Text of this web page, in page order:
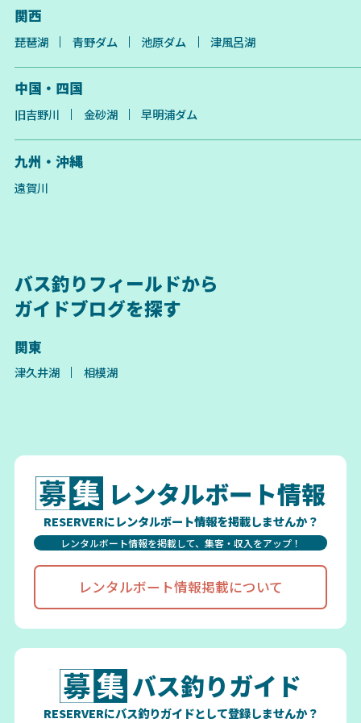
関西
琵琶湖 青野ダム 池原ダム 津風呂湖
中国・四国
旧吉野川 金砂湖 早明浦ダム
九州・沖縄
遠賀川
バス釣りフィールドから
ガイドブログを探す
関東
津久井湖 相模湖
レンタルボート情報
RESERVERにレンタルボート情報を掲載しませんか？
レンタルボート情報を掲載して、集客・収入をアップ！
レンタルボート情報掲載について
バス釣りガイド
RESERVERにバス釣りガイドとして登録しませんか？